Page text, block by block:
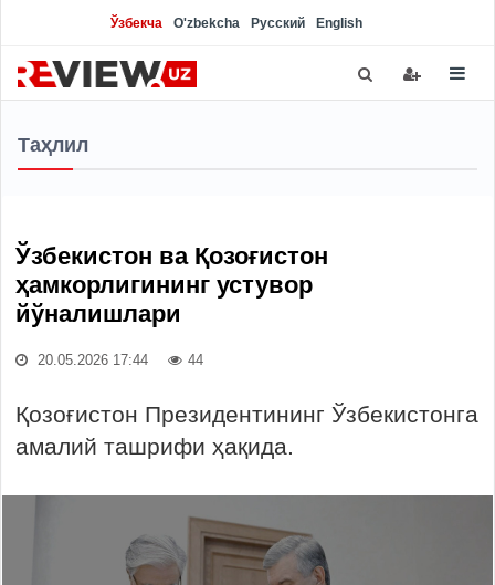
Ўзбекча O'zbekcha Русский English
Таҳлил
Ўзбекистон ва Қозоғистон
ҳамкорлигининг устувор
йўналишлари
20.05.2026 17:44 44
Қозоғистон Президентининг Ўзбекистонга
амалий ташрифи ҳақида.